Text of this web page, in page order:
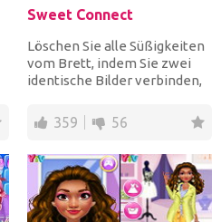
Sweet Connect
Löschen Sie alle Süßigkeiten
vom Brett, indem Sie zwei
identische Bilder verbinden,
359 56